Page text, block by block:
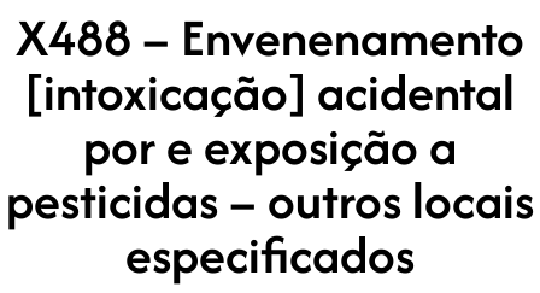
X488 – Envenenamento
[intoxicação] acidental
por e exposição a
pesticidas – outros locais
especificados